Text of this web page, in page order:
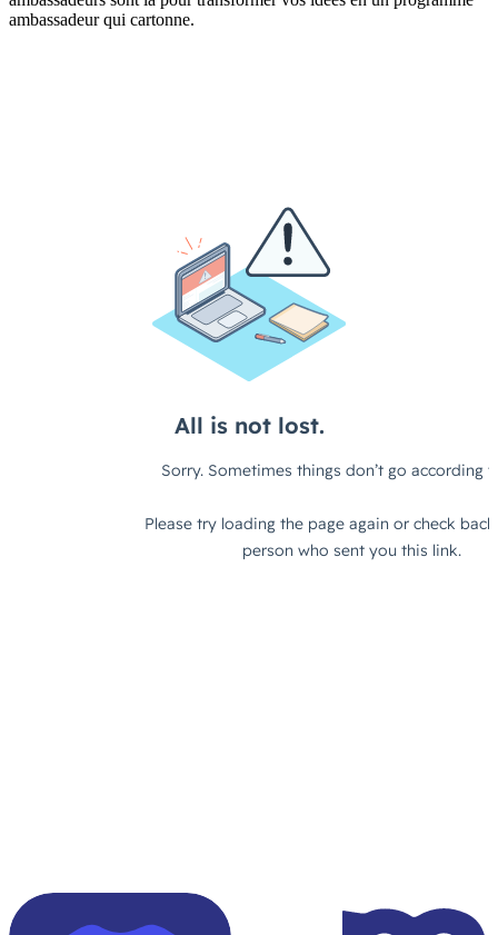
ambassadeur qui cartonne.